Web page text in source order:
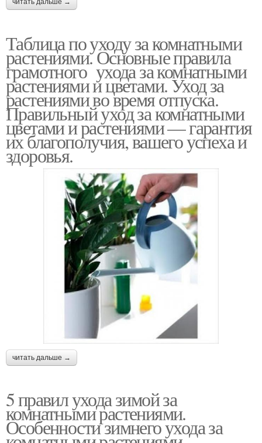
читать дальше →
Таблица по уходу за комнатными
растениями. Основные правила
грамотного ухода за комнатными
растениями и цветами. Уход за
растениями во время отпуска.
Правильный уход за комнатными
цветами и растениями — гарантия
их благополучия, вашего успеха и
здоровья.
читать дальше →
5 правил ухода зимой за
комнатными растениями.
Особенности зимнего ухода за